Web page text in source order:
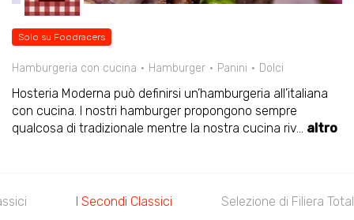
Solo su Foodracers
Hamburgeria con cucina Hamburger Panini Dolci
Hosteria Moderna può definirsi un’hamburgeria all’italiana
con cucina. I nostri hamburger propongono sempre
qualcosa di tradizionale mentre la nostra cucina riv... altro
I Secondi Classici Selezione di Filiera